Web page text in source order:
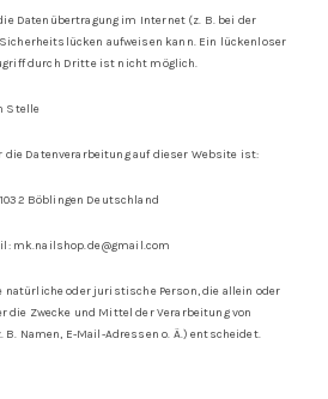
Datenübertragung im Internet (z. B. bei der
aufweisen kann. Ein lückenloser
durch Dritte ist nicht möglich.
Stelle
Datenverarbeitung auf dieser Website ist:
Böblingen Deutschland
mk.nailshop.de@gmail.com
oder juristische Person, die allein oder
die Zwecke und Mittel der Verarbeitung von
B. Namen, E-Mail-Adressen o. Ä.) entscheidet.